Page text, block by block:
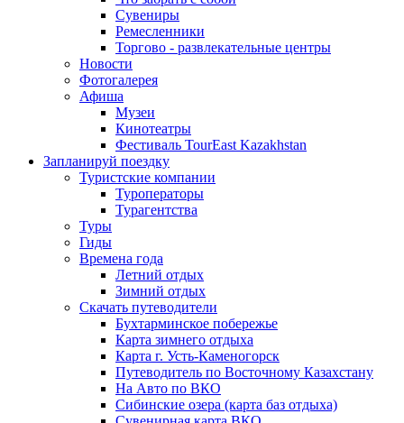
Сувениры
Ремесленники
Торгово - развлекательные центры
Новости
Фотогалерея
Афиша
Музеи
Кинотеатры
Фестиваль TourEast Kazakhstan
Запланируй поездку
Туристские компании
Туроператоры
Турагентства
Туры
Гиды
Времена года
Летний отдых
Зимний отдых
Скачать путеводители
Бухтарминское побережье
Карта зимнего отдыха
Карта г. Усть-Каменогорск
Путеводитель по Восточному Казахстану
На Авто по ВКО
Сибинские озера (карта баз отдыха)